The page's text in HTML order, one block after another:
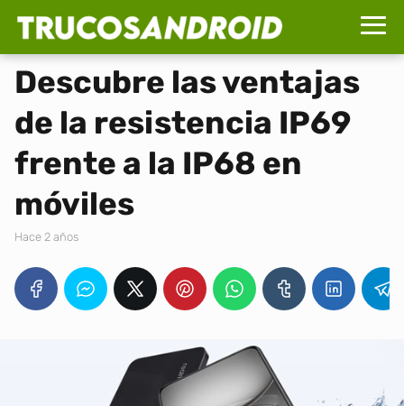
Descubre las ventajas
de la resistencia IP69
frente a la IP68 en
móviles
hace 2 años